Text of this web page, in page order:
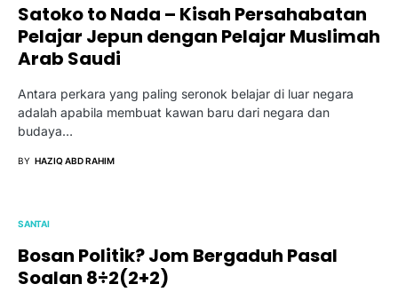
Satoko to Nada – Kisah Persahabatan
Pelajar Jepun dengan Pelajar Muslimah
Arab Saudi
Antara perkara yang paling seronok belajar di luar negara
adalah apabila membuat kawan baru dari negara dan
budaya…
BY HAZIQ ABD RAHIM
SANTAI
Bosan Politik? Jom Bergaduh Pasal
Soalan 8÷2(2+2)